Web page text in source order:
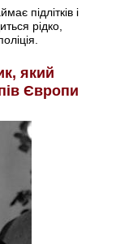
підлітків і
рідко,
який
Європи